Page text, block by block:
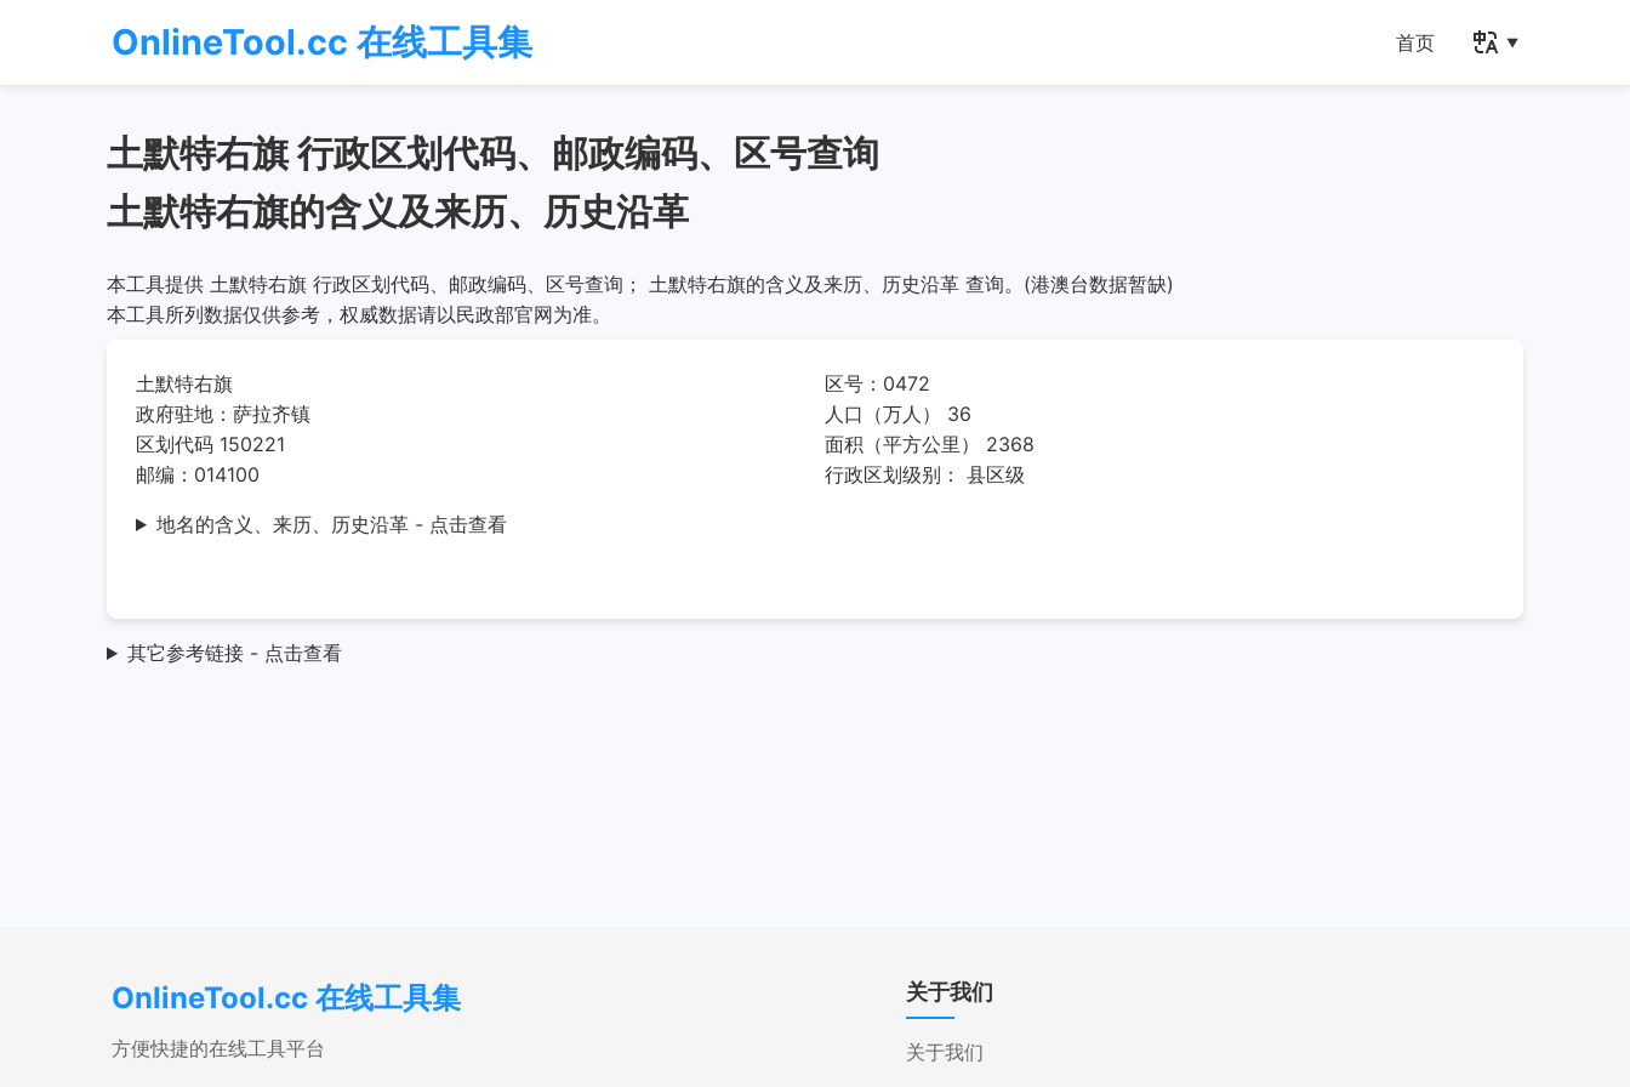
OnlineTool.cc 在线工具集 首页
土默特右旗 行政区划代码、邮政编码、区号查询
土默特右旗的含义及来历、历史沿革
本工具提供 土默特右旗 行政区划代码、邮政编码、区号查询； 土默特右旗的含义及来历、历史沿革 查询。(港澳台数据暂缺)
本工具所列数据仅供参考，权威数据请以民政部官网为准。
土默特右旗
政府驻地：萨拉齐镇
区划代码 150221
邮编：014100
区号：0472
人口（万人） 36
面积（平方公里） 2368
行政区划级别： 县区级
地名的含义、来历、历史沿革 - 点击查看
其它参考链接 - 点击查看
OnlineTool.cc 在线工具集
方便快捷的在线工具平台
关于我们
关于我们